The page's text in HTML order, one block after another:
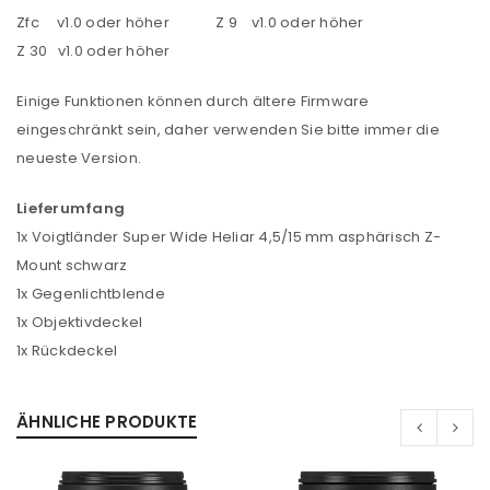
Benutzername oder E-Mail-Adresse*
Zfc v1.0 oder höher Z 9 v1.0 oder höher
Z 30 v1.0 oder höher
Einige Funktionen können durch ältere Firmware
eingeschränkt sein, daher verwenden Sie bitte immer die
neueste Version.
Lieferumfang
1x Voigtländer Super Wide Heliar 4,5/15 mm asphärisch Z-
Mount schwarz
1x Gegenlichtblende
1x Objektivdeckel
1x Rückdeckel
ÄHNLICHE PRODUKTE